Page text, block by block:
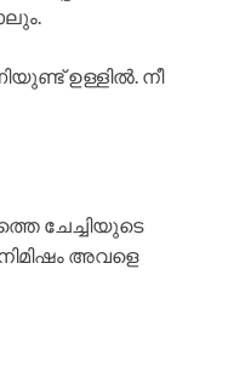
ഉള്ളിൽ. നീ
ചേച്ചിയുടെ
അവളെ